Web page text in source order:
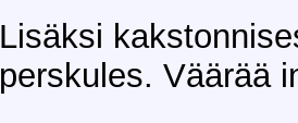
Lisäksi
perskules. Väärää